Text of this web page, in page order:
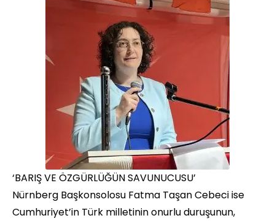
‘BARIŞ VE ÖZGÜRLÜĞÜN SAVUNUCUSU’
Nürnberg Başkonsolosu Fatma Taşan Cebeci ise
Cumhuriyet’in Türk milletinin onurlu duruşunun,